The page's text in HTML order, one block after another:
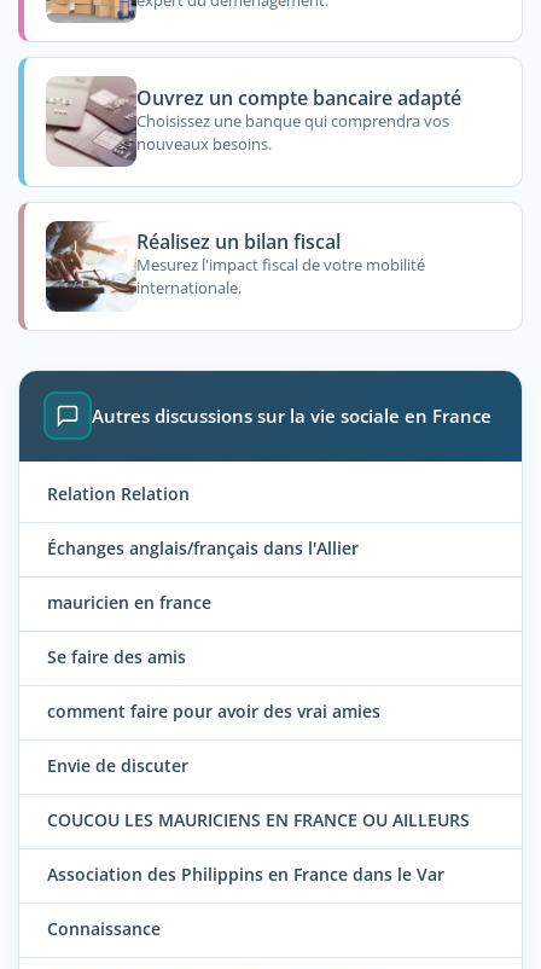
Ouvrez un compte bancaire adapté
Choisissez une banque qui comprendra vos
nouveaux besoins.
Réalisez un bilan fiscal
Mesurez l'impact fiscal de votre mobilité
internationale.
Autres discussions sur la vie sociale en France
Relation Relation
Échanges anglais/français dans l'Allier
mauricien en france
Se faire des amis
comment faire pour avoir des vrai amies
Envie de discuter
COUCOU LES MAURICIENS EN FRANCE OU AILLEURS
Association des Philippins en France dans le Var
Connaissance